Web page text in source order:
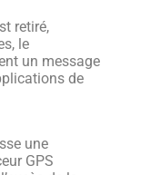
retiré,
le
un message
de
une
GPS